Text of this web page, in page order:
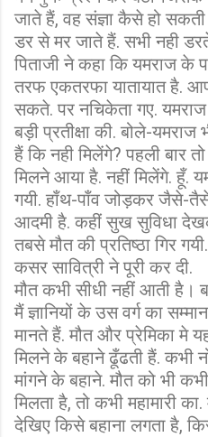
जाते हैं, वह संज्ञा कैसे हो
डर से मर जाते हैं. सभी नही
पिताजी ने कहा कि यमराज के
तरफ एकतरफा यातायात है.
सकते. पर नचिकेता गए. यमराज
बड़ी प्रतीक्षा की. बोले-
हैं कि नही मिलेंगे? पहली बार
मिलने आया है. नहीं मिलेंगे. हूँ.
गयी. हाँथ-पाँव जोड़कर जैसे-
आदमी है. कहीं सुख सुविधा
तबसे मौत की प्रतिष्ठा गिर
कसर सावित्री ने पूरी कर दी.
मौत कभी सीधी नहीं आती है।
मैं ज्ञानियों के उस वर्ग का
मानते हैं. मौत और प्रेमिका मे
मिलने के बहाने ढूँढती हैं. कभी
मांगने के बहाने. मौत को भी
मिलता है, तो कभी महामारी
देखिए किसे बहाना लगता है,